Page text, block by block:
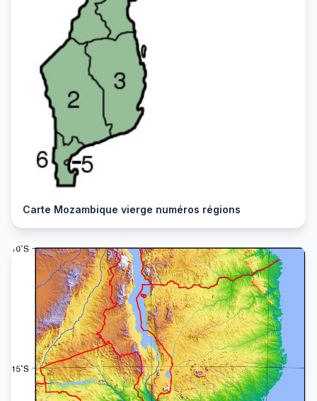
Carte Mozambique vierge numéros régions